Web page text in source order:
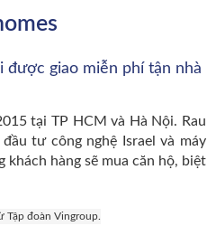
được giao miễn phí tận nhà
tại TP HCM và Hà Nội. Rau
tư công nghệ Israel và máy
hàng sẽ mua căn hộ, biệt
Tập đoàn Vingroup.